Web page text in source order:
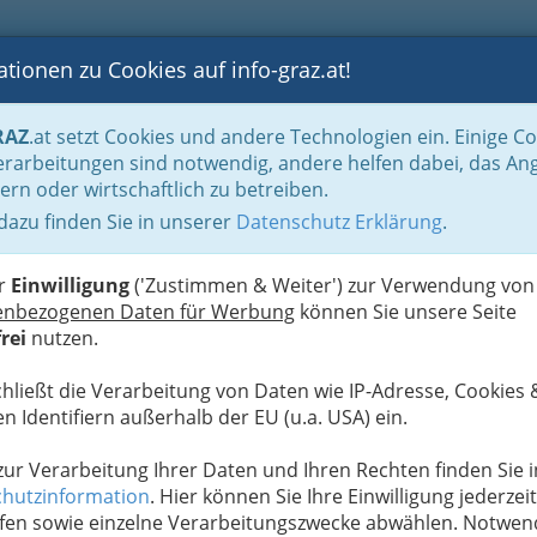
BLOGS FOTOS GASTRONOMIE BRANCHEN
zu Cookies auf info-graz.at!
.at setzt Cookies und andere Technologien ein. Einige
sind notwendig, andere helfen dabei, das
oder wirtschaftlich zu betreiben.
finden Sie in unserer Datenschutz Erklärung.
Einwilligung('Zustimmen & Weiter') zur Verwendung von
Daten für Werbung können Sie unsere Seite
nutzen.
die Verarbeitung von Daten wie IP-Adresse, Cookies
Identifiern außerhalb der EU (u.a. USA) ein.
Verarbeitung Ihrer Daten und Ihren Rechten finden Sie
. Hier können Sie Ihre Einwilligung jederzeit
sowie einzelne Verarbeitungszwecke abwählen.
Der Handel nach WKO-Gliederung Vieh- & Fleischgroßhandel Pferdehandel
Menschheit als Reit-, Arbeits- und Lasttiere eine bedeutende
Arten lässt sich nicht mehr genau eruieren, Schätzungen
beim Hauspferd etwas später. Ein weiterer wichtiger Bereich
die Stuten- und Eselsmilch werden verwendet und die Haut
Nutztieren spielten diese Zwecke jedoch stets eine